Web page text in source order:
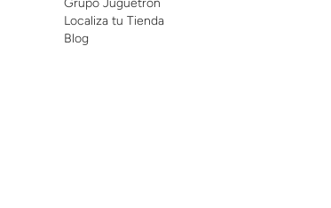
Grupo Juguetron
Localiza tu Tienda
Blog